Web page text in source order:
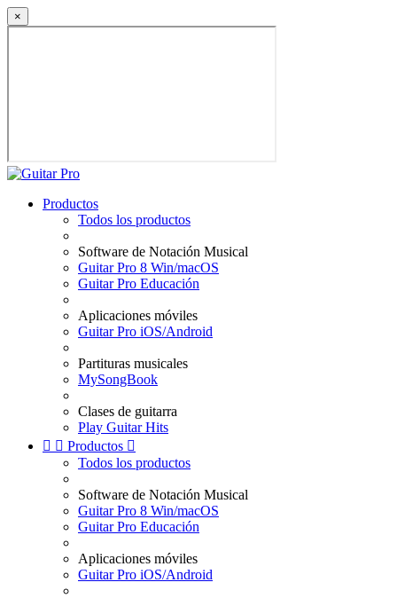
×
Productos
Todos los productos
Software de Notación Musical
Guitar Pro 8 Win/macOS
Guitar Pro Educación
Aplicaciones móviles
Guitar Pro iOS/Android
Partituras musicales
MySongBook
Clases de guitarra
Play Guitar Hits
  Productos 
Todos los productos
Software de Notación Musical
Guitar Pro 8 Win/macOS
Guitar Pro Educación
Aplicaciones móviles
Guitar Pro iOS/Android